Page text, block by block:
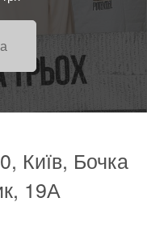
Київ, Бочка
19А